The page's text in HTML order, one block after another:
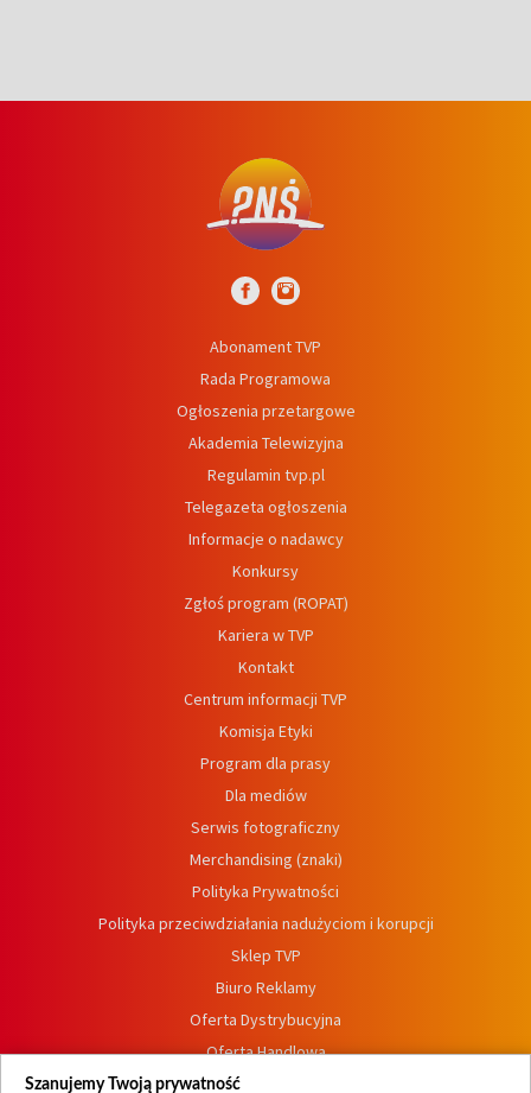
Abonament TVP
Rada Programowa
Ogłoszenia przetargowe
Akademia Telewizyjna
Regulamin tvp.pl
Telegazeta ogłoszenia
Informacje o nadawcy
Konkursy
Zgłoś program (ROPAT)
Kariera w TVP
Kontakt
Centrum informacji TVP
Komisja Etyki
Program dla prasy
Dla mediów
Serwis fotograficzny
Merchandising (znaki)
Polityka Prywatności
Polityka przeciwdziałania nadużyciom i korupcji
Sklep TVP
Biuro Reklamy
Oferta Dystrybucyjna
Oferta Handlowa
Dostępność
Szanujemy Twoją prywatność